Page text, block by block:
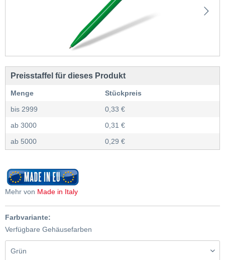
Preisstaffel für dieses Produkt
Menge
Stückpreis
bis 2999
0,33 €
ab 3000
0,31 €
ab 5000 0,29 €
Mehr von Made in Italy
Farbvariante:
Verfügbare Gehäusefarben